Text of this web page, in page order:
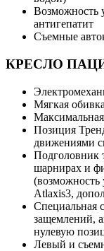
Возможность
антигепатит
Съемные
КРЕСЛО
Мягкая
Максимальная
Позиция
движениями
Подголовник
шарнирах и
(возможность
Atlaxis3,
Специальная
защемлений,
нулевую
Левый и